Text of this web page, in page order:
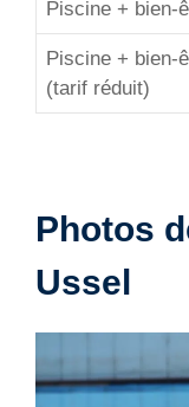
Piscine + bien-
Piscine + bien-
(tarif réduit)
Photos
Ussel